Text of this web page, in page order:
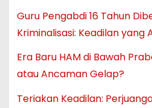
Guru Pengabdi 16 Tahun
Kriminalisasi: Keadilan yang
Era Baru HAM di Bawah
atau Ancaman Gelap?
Teriakan Keadilan: